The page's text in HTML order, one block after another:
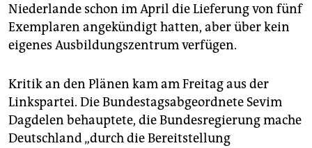
Niederlande schon im April die Lieferung von fünf
Exemplaren angekündigt hatten, aber über kein
eigenes Ausbildungszentrum verfügen.
Kritik an den Plänen kam am Freitag aus der
Linkspartei. Die Bundestagsabgeordnete Sevim
Dagdelen behauptete, die Bundesregierung mache
Deutschland „durch die Bereitstellung